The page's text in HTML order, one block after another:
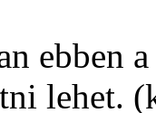
ebben
lehet.